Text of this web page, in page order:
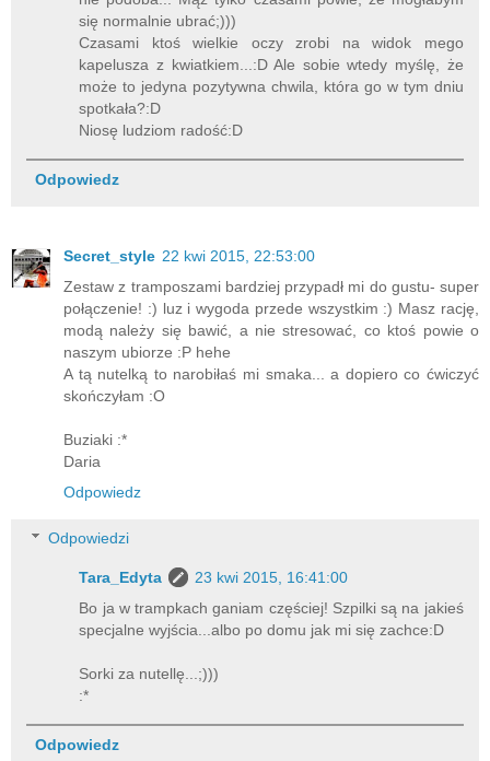
się normalnie ubrać;)))
Czasami ktoś wielkie oczy zrobi na widok mego
kapelusza z kwiatkiem...:D Ale sobie wtedy myślę, że
może to jedyna pozytywna chwila, która go w tym dniu
spotkała?:D
Niosę ludziom radość:D
Odpowiedz
Secret_style 22 kwi 2015, 22:53:00
Zestaw z tramposzami bardziej przypadł mi do gustu- super
połączenie! :) luz i wygoda przede wszystkim :) Masz rację,
modą należy się bawić, a nie stresować, co ktoś powie o
naszym ubiorze :P hehe
A tą nutelką to narobiłaś mi smaka... a dopiero co ćwiczyć
skończyłam :O
Buziaki :*
Daria
Odpowiedz
Odpowiedzi
Tara_Edyta
23 kwi 2015, 16:41:00
Bo ja w trampkach ganiam częściej! Szpilki są na jakieś
specjalne wyjścia...albo po domu jak mi się zachce:D
Sorki za nutellę...;)))
:*
Odpowiedz